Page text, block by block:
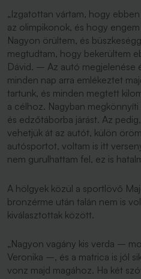
„Izgatottan vártam, hogy
az olimpikonok, és hogy
Nagyon örültem, és
megtudtam, hogy bekerültem
Dávid. – Az autó megjelenése
minden nap arra emlékeztet
tartunk, és minden megtett
a célhoz. Nagyban
és edzőtáborba járást. Az
vehetjük át az autót, külön
autósportot, voltam is itt
nem gurulhattam fel, ez is
A hölgyek közül a sportlövő
bronzérme után talán nem is
kiválasztottak között.
„Nagyon vagány kis verda –
Veronika –, és a matrica is jól
vonz majd magához. Ha két